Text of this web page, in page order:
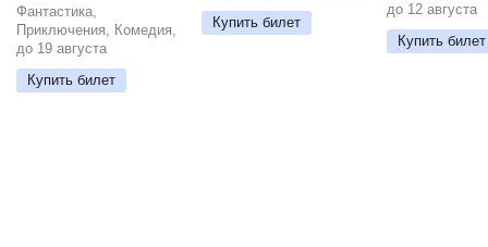
Фантастика,
Приключения, Комедия,
до 19 августа
Купить билет
Купить билет
до 12 августа
Купить билет